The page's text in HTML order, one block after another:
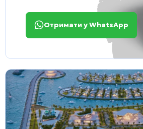
Отримати у WhatsApp